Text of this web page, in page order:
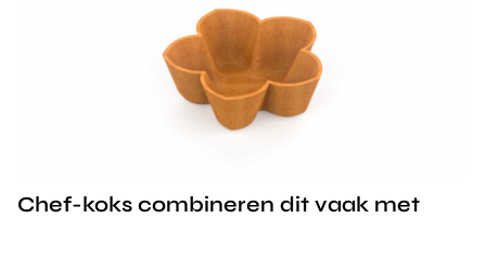
Chef-koks combineren dit vaak met